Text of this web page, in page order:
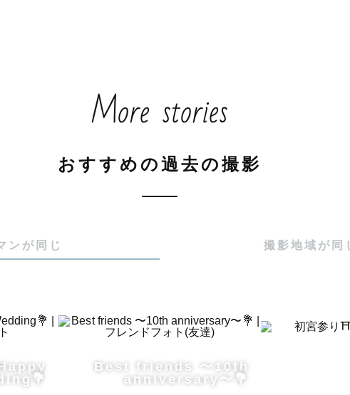
ことの魅力に気づきました。
とで、風景は物語になります。
を大切に
More stories
おすすめの過去の撮影
ンが同じ 撮影地域が同
Best friends 〜10th
anniversary〜💐